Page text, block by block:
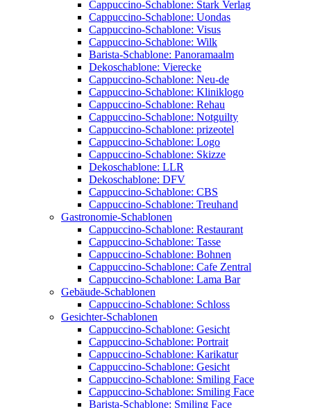
Cappuccino-Schablone: Stark Verlag
Cappuccino-Schablone: Uondas
Cappuccino-Schablone: Visus
Cappuccino-Schablone: Wilk
Barista-Schablone: Panoramaalm
Dekoschablone: Vierecke
Cappuccino-Schablone: Neu-de
Cappuccino-Schablone: Kliniklogo
Cappuccino-Schablone: Rehau
Cappuccino-Schablone: Notguilty
Cappuccino-Schablone: prizeotel
Cappuccino-Schablone: Logo
Cappuccino-Schablone: Skizze
Dekoschablone: LLR
Dekoschablone: DFV
Cappuccino-Schablone: CBS
Cappuccino-Schablone: Treuhand
Gastronomie-Schablonen
Cappuccino-Schablone: Restaurant
Cappuccino-Schablone: Tasse
Cappuccino-Schablone: Bohnen
Cappuccino-Schablone: Cafe Zentral
Cappuccino-Schablone: Lama Bar
Gebäude-Schablonen
Cappuccino-Schablone: Schloss
Gesichter-Schablonen
Cappuccino-Schablone: Gesicht
Cappuccino-Schablone: Portrait
Cappuccino-Schablone: Karikatur
Cappuccino-Schablone: Gesicht
Cappuccino-Schablone: Smiling Face
Cappuccino-Schablone: Smiling Face
Barista-Schablone: Smiling Face